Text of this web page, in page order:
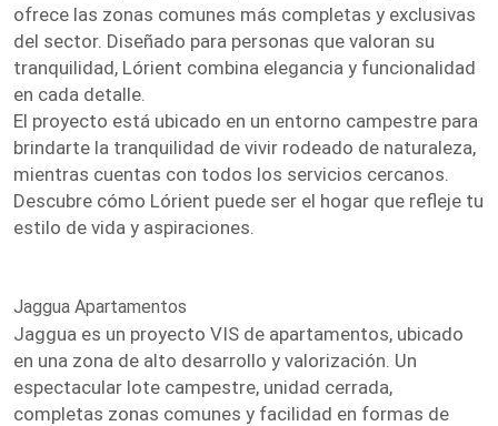
ofrece las zonas comunes más completas y exclusivas
del sector. Diseñado para personas que valoran su
tranquilidad, Lórient combina elegancia y funcionalidad
en cada detalle.
El proyecto está ubicado en un entorno campestre para
brindarte la tranquilidad de vivir rodeado de naturaleza,
mientras cuentas con todos los servicios cercanos.
Descubre cómo Lórient puede ser el hogar que refleje tu
estilo de vida y aspiraciones.
Jaggua Apartamentos
Jaggua es un proyecto VIS de apartamentos, ubicado
en una zona de alto desarrollo y valorización. Un
espectacular lote campestre, unidad cerrada,
completas zonas comunes y facilidad en formas de